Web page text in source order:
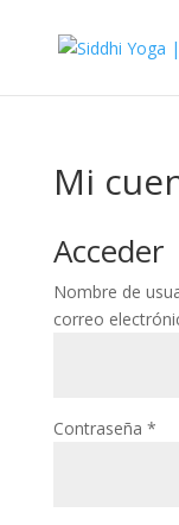
Mi
Acceder
Nombre de
correo
Contraseña *